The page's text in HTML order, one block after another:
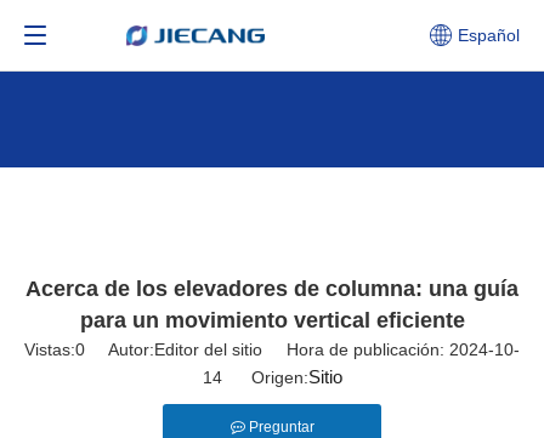
Español
Acerca de los elevadores de columna: una guía
para un movimiento vertical eficiente
Vistas:0 Autor:Editor del sitio Hora de publicación: 2024-10-
14 Origen:Sitio
Preguntar